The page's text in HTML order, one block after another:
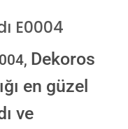
E0004
Dekoros
en güzel
ve